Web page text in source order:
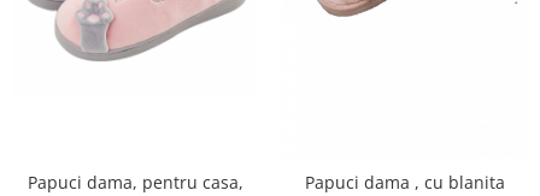
Papuci dama, pentru casa,
Papuci dama , cu blanita